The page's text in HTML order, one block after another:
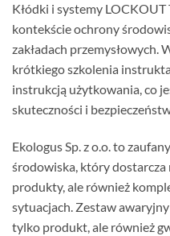
Kłódki i systemy
kontekście ochrony
zakładach przemysłowych.
krótkiego szkolenia
instrukcją użytkowania, co
skuteczności i
Ekologus Sp. z o.o. to
środowiska, który
produkty, ale również
sytuacjach. Zestaw
tylko produkt, ale również